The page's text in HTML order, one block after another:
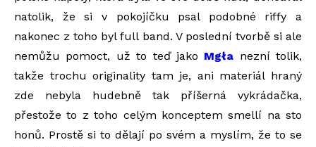
natolik, že si v pokojíčku psal podobné riffy a
nakonec z toho byl full band. V poslední tvorbě si ale
nemůžu pomoct, už to teď jako Mgła nezní tolik,
takže trochu originality tam je, ani materiál hraný
zde nebyla hudebně tak příšerná vykrádačka,
přestože to z toho celým konceptem smellí na sto
honů. Prostě si to dělají po svém a myslím, že to se